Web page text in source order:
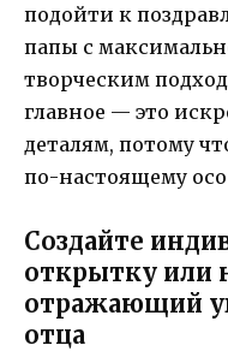
подойти к
папы с
творческим
главное — это
деталям, потому
по-настоящему
Создайте
открытку или
отражающий
отца